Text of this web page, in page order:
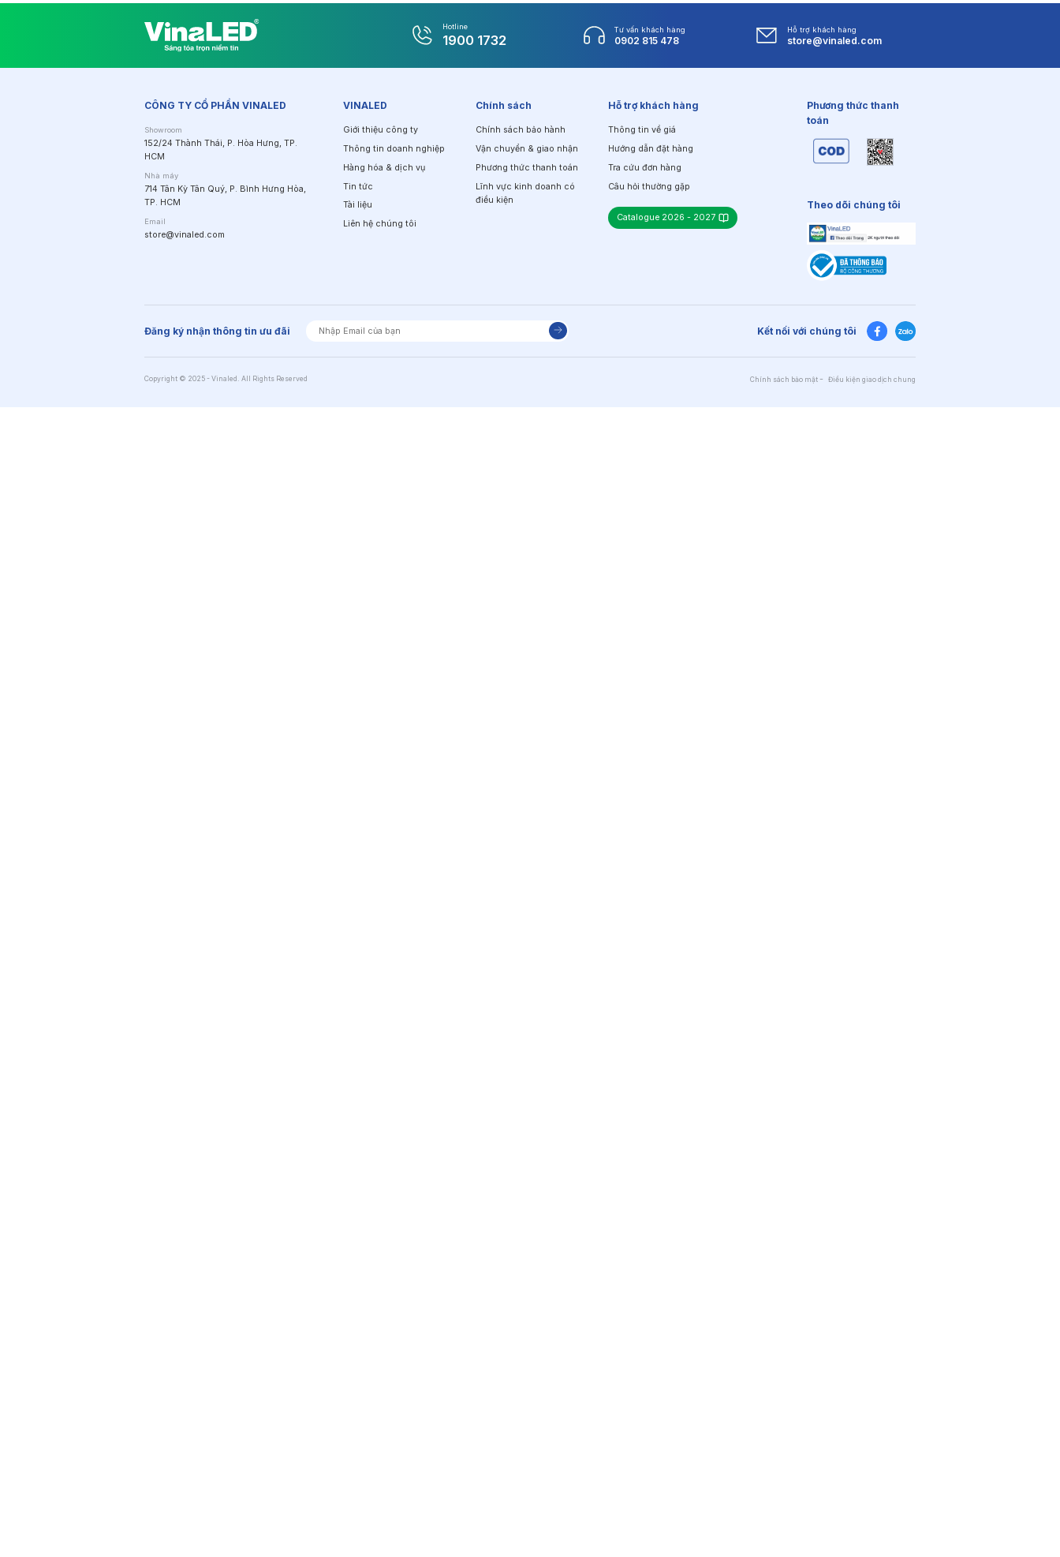
Hotline
1900 1732
Tư vấn khách hàng
0902 815 478
Hỗ trợ khách hàng
store@vinaled.com
CÔNG TY CỔ PHẦN VINALED
Showroom
152/24 Thành Thái, P. Hòa Hưng, TP.
HCM
Nhà máy
714 Tân Kỳ Tân Quý, P. Bình Hưng Hòa,
TP. HCM
Email
store@vinaled.com
VINALED
Giới thiệu công ty
Thông tin doanh nghiệp
Hàng hóa & dịch vụ
Tin tức
Tài liệu
Liên hệ chúng tôi
Chính sách
Chính sách bảo hành
Vận chuyển & giao nhận
Phương thức thanh toán
Lĩnh vực kinh doanh có
điều kiện
Hỗ trợ khách hàng
Thông tin về giá
Hướng dẫn đặt hàng
Tra cứu đơn hàng
Câu hỏi thường gặp
Catalogue 2026 - 2027
Phương thức thanh
toán
Theo dõi chúng tôi
Đăng ký nhận thông tin ưu đãi Kết nối với chúng tôi
Copyright © 2025 - Vinaled. All Rights Reserved Chính sách bảo mật Điều kiện giao dịch chung